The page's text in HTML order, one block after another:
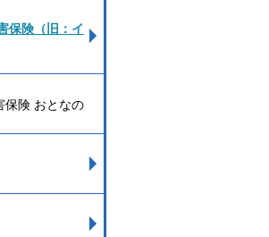
保険（旧：イ
保険 おとなの